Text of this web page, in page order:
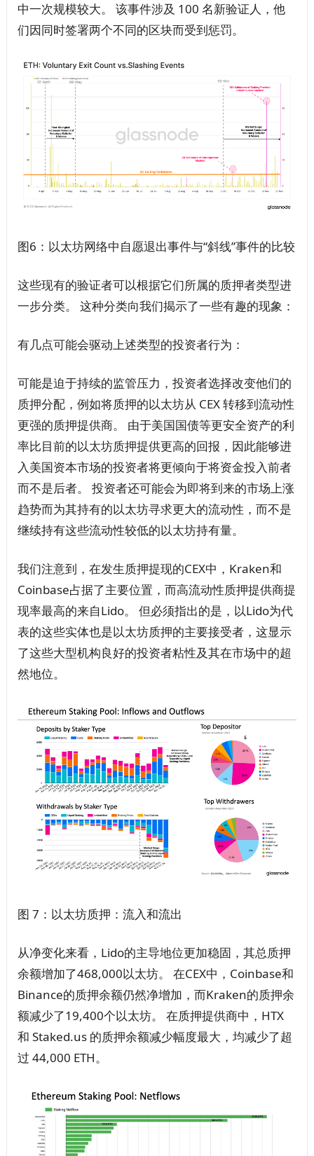
中一次规模较大。 该事件涉及 100 名新验证人，他
们因同时签署两个不同的区块而受到惩罚。
图6：以太坊网络中自愿退出事件与“斜线”事件的比较
这些现有的验证者可以根据它们所属的质押者类型进
一步分类。 这种分类向我们揭示了一些有趣的现象：
有几点可能会驱动上述类型的投资者行为：
可能是迫于持续的监管压力，投资者选择改变他们的
质押分配，例如将质押的以太坊从 CEX 转移到流动性
更强的质押提供商。 由于美国国债等更安全资产的利
率比目前的以太坊质押提供更高的回报，因此能够进
入美国资本市场的投资者将更倾向于将资金投入前者
而不是后者。 投资者还可能会为即将到来的市场上涨
趋势而为其持有的以太坊寻求更大的流动性，而不是
继续持有这些流动性较低的以太坊持有量。
我们注意到，在发生质押提现的CEX中，Kraken和
Coinbase占据了主要位置，而高流动性质押提供商提
现率最高的来自Lido。 但必须指出的是，以Lido为代
表的这些实体也是以太坊质押的主要接受者，这显示
了这些大型机构良好的投资者粘性及其在市场中的超
然地位。
图 7：以太坊质押：流入和流出
从净变化来看，Lido的主导地位更加稳固，其总质押
余额增加了468,000以太坊。 在CEX中，Coinbase和
Binance的质押余额仍然净增加，而Kraken的质押余
额减少了19,400个以太坊。 在质押提供商中，HTX
和 Staked.us 的质押余额减少幅度最大，均减少了超
过 44,000 ETH。